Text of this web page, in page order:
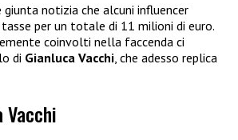
notizia che alcuni influencer
per un totale di 11 milioni di euro.
coinvolti nella faccenda ci
di Gianluca Vacchi , che adesso replica
Vacchi